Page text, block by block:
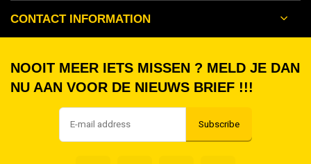
CONTACT INFORMATION
NOOIT MEER IETS MISSEN ? MELD JE DAN
NU AAN VOOR DE NIEUWS BRIEF !!!
Subscribe